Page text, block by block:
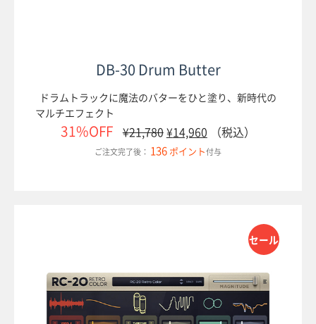
取扱ブランド
採用情報
会社概要
DB-30 Drum Butter
ドラムトラックに魔法のバターをひと塗り、新時代の
マルチエフェクト
31%OFF ¥21,780¥14,960 （税込）
ご注文完了後： 136 ポイント付与
セール